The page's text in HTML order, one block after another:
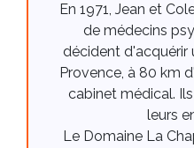
En 1971, Jean et
de médecins
décident d'acquérir
Provence, à 80 km
cabinet médical.
leurs
Le Domaine La